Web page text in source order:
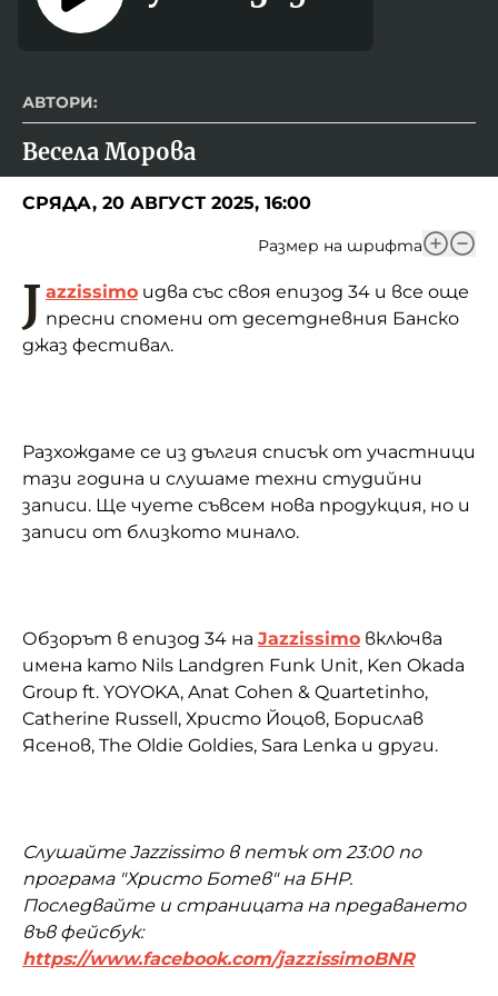
АВТОРИ:
Весела Морова
СРЯДА, 20 АВГУСТ 2025, 16:00
Размер на шрифта
J azzissimo идва със своя епизод 34 и все още
пресни спомени от десетдневния Банско
джаз фестивал.
Разхождаме се из дългия списък от участници
тази година и слушаме техни студийни
записи. Ще чуете съвсем нова продукция, но и
записи от близкото минало.
Обзорът в епизод 34 на Jazzissimo включва
имена като Nils Landgren Funk Unit, Ken Okada
Group ft. YOYOKA, Anat Cohen & Quartetinho,
Catherine Russell, Христо Йоцов, Борислав
Ясенов, The Oldie Goldies, Sara Lenka и други.
Слушайте Jazzissimo в петък от 23:00 по
програма "Христо Ботев" на БНР.
Последвайте и страницата на предаването
във фейсбук:
https://www.facebook.com/jazzissimoBNR